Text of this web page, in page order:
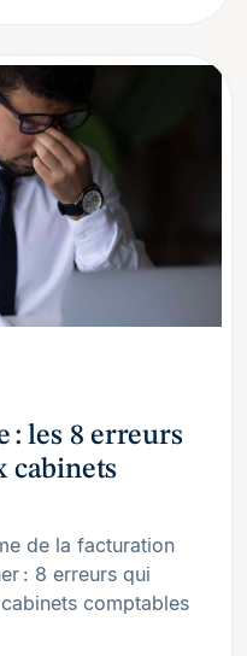
: les 8 erreurs
cabinets
de la facturation
: 8 erreurs qui
comptables